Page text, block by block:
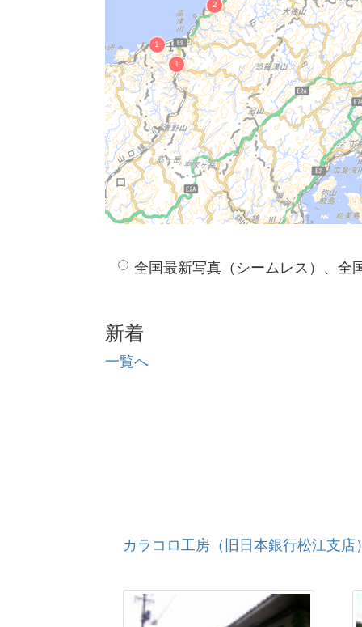
全国最新写真（シームレス）、全
新着
一覧へ
カラコロ工房（旧日本銀行松江支店